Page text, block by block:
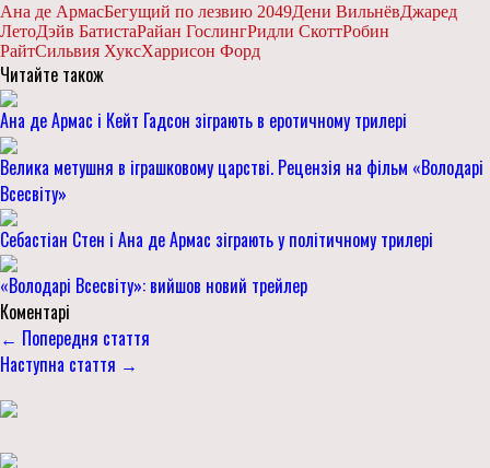
Ана де АрмасБегущий по лезвию 2049Дени ВильнёвДжаред
ЛетоДэйв БатистаРайан ГослингРидли СкоттРобин
РайтСильвия ХуксХаррисон Форд
Читайте також
Ана де Армас і Кейт Гадсон зіграють в еротичному трилері
Велика метушня в іграшковому царстві. Рецензія на фільм «Володарі
Всесвіту»
Себастіан Стен і Ана де Армас зіграють у політичному трилері
«Володарі Всесвіту»: вийшов новий трейлер
Коментарі
← Попередня стаття
Наступна стаття →